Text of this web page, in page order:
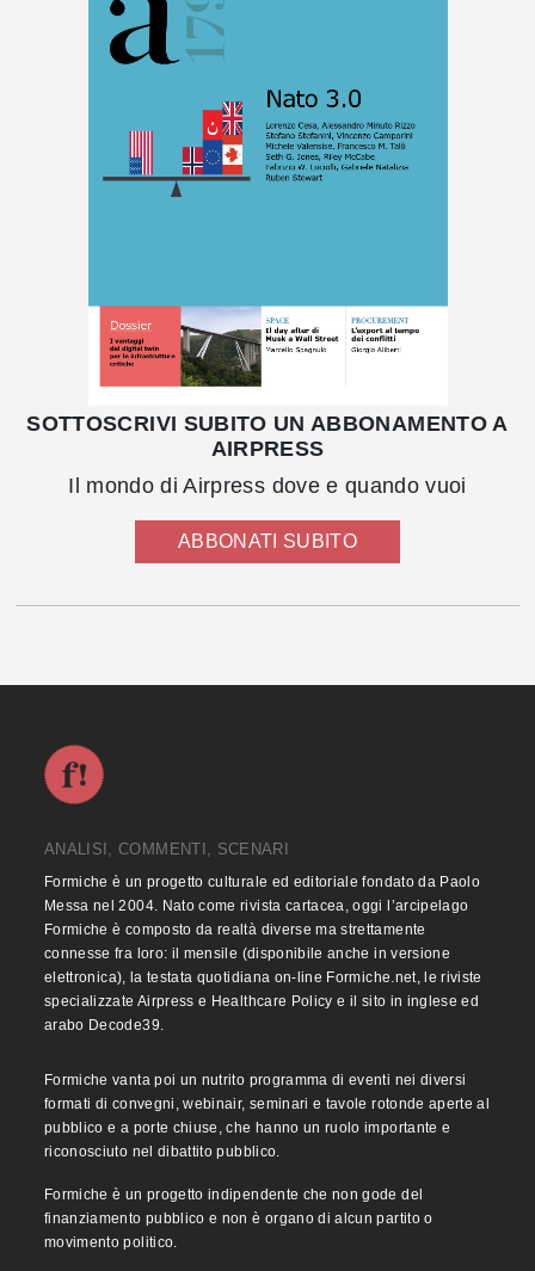
SOTTOSCRIVI SUBITO UN ABBONAMENTO A
AIRPRESS
Il mondo di Airpress dove e quando vuoi
ABBONATI SUBITO
ANALISI, COMMENTI, SCENARI
Formiche è un progetto culturale ed editoriale fondato da Paolo
Messa nel 2004. Nato come rivista cartacea, oggi l’arcipelago
Formiche è composto da realtà diverse ma strettamente
connesse fra loro: il mensile (disponibile anche in versione
elettronica), la testata quotidiana on-line Formiche.net, le riviste
specializzate Airpress e Healthcare Policy e il sito in inglese ed
arabo Decode39.
Formiche vanta poi un nutrito programma di eventi nei diversi
formati di convegni, webinair, seminari e tavole rotonde aperte al
pubblico e a porte chiuse, che hanno un ruolo importante e
riconosciuto nel dibattito pubblico.
Formiche è un progetto indipendente che non gode del
finanziamento pubblico e non è organo di alcun partito o
movimento politico.